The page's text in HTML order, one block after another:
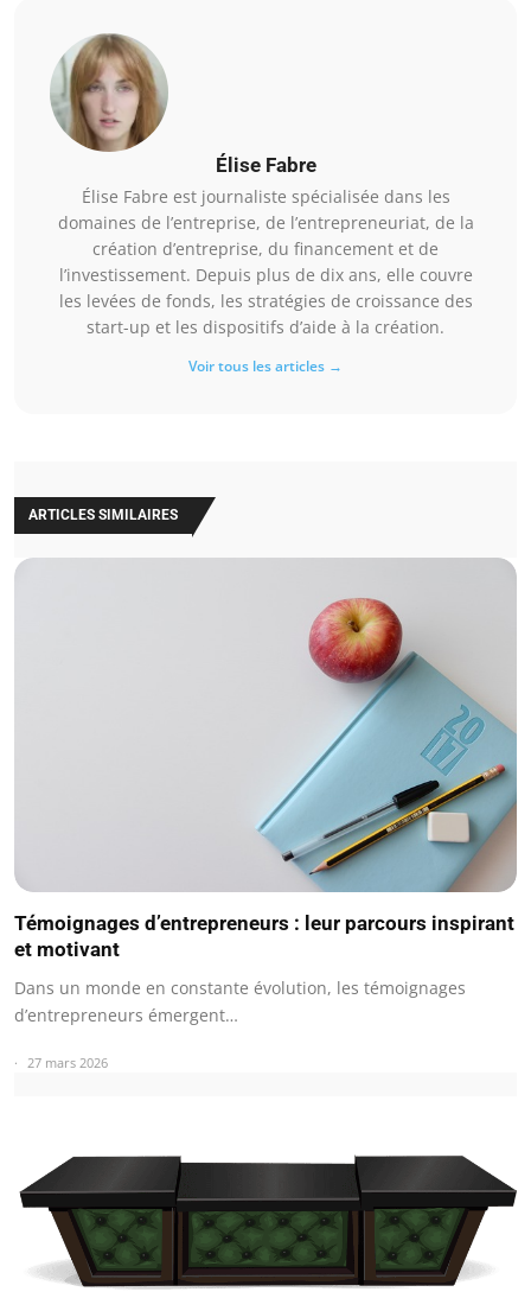
Élise Fabre
Élise Fabre est journaliste spécialisée dans les
domaines de l’entreprise, de l’entrepreneuriat, de la
création d’entreprise, du financement et de
l’investissement. Depuis plus de dix ans, elle couvre
les levées de fonds, les stratégies de croissance des
start-up et les dispositifs d’aide à la création.
Voir tous les articles →
ARTICLES SIMILAIRES
Témoignages d’entrepreneurs : leur parcours inspirant
et motivant
Dans un monde en constante évolution, les témoignages
d’entrepreneurs émergent…
27 mars 2026